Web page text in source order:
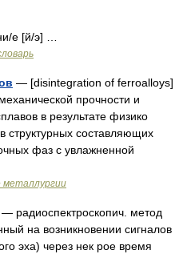
е [й/э] …
— [disintegration of ferroalloys]
прочности и
в результате физико
структурных составляющих
фаз с увлажненной
металлургии
— радиоспектроскопич. метод
на возникновении сигналов
эха) через нек рое время